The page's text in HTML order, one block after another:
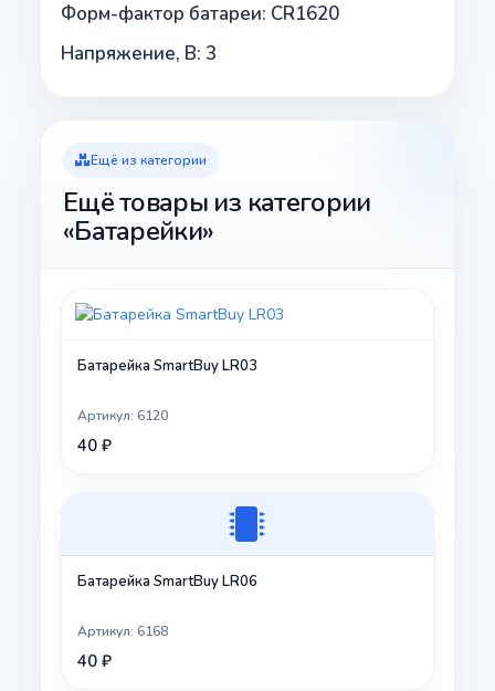
Форм-фактор батареи: CR1620
Напряжение, В: 3
Ещё из категории
Ещё товары из категории
«Батарейки»
Батарейка SmartBuy LR03
Артикул: 6120
40 ₽
Батарейка SmartBuy LR06
Артикул: 6168
40 ₽